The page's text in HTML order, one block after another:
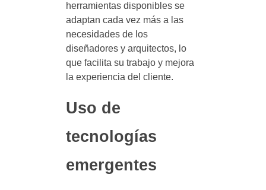
herramientas disponibles se
adaptan cada vez más a las
necesidades de los
diseñadores y arquitectos, lo
que facilita su trabajo y mejora
la experiencia del cliente.
Uso de
tecnologías
emergentes